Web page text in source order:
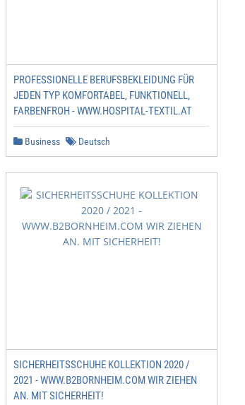
PROFESSIONELLE BERUFSBEKLEIDUNG FÜR
JEDEN TYP KOMFORTABEL, FUNKTIONELL,
FARBENFROH - WWW.HOSPITAL-TEXTIL.AT
Business Deutsch
SICHERHEITSSCHUHE KOLLEKTION 2020 /
2021 - WWW.B2BORNHEIM.COM WIR ZIEHEN
AN. MIT SICHERHEIT!